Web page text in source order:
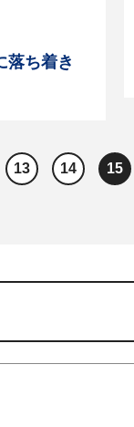
ち着き
13 14 15